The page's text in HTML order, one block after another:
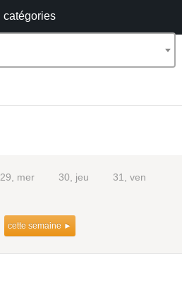
catégories
29, mer 30, jeu 31, ven
cette semaine ►